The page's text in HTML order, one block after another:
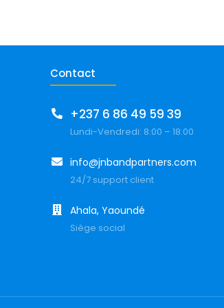
Contact
+237 6 86 49 59 39
Lundi-Vendredi: 8:00 – 18:00
info@jnbandpartners.com
24/7 support client
Ahala, Yaoundé
Siège social